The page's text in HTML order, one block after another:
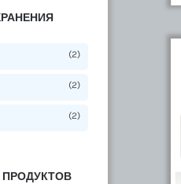
(2)
(2)
(2)
ПРОДУКТОВ